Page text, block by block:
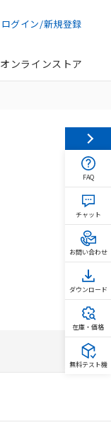
ログイン/新規登録
オンラインストア
FAQ
チャット
お問い合わせ
ダウンロード
在庫・価格
無料テスト機